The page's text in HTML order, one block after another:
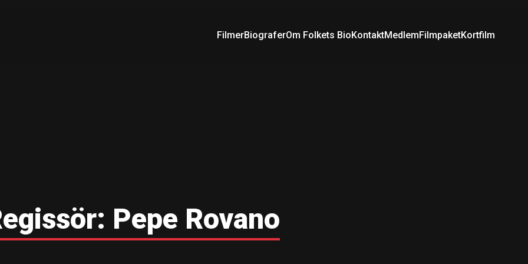
FilmerBiograferOm Folkets BioKontaktMedlemFilmpaketKortfilm
Pepe Rovano